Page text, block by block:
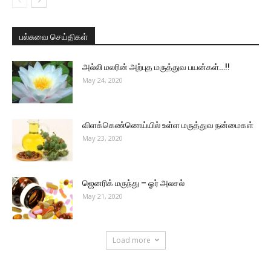
பல்சுவை செய்திகள்
அல்லி மலரின் அற்புத மருத்துவ பயன்கள்…!!
May 24, 2020
விளக்கெண்ணெய்யில் உள்ள மருத்துவ நன்மைகள்
May 23, 2020
ஜெனரிக் மருந்து – ஓர் அலசல்
May 21, 2020
Load more